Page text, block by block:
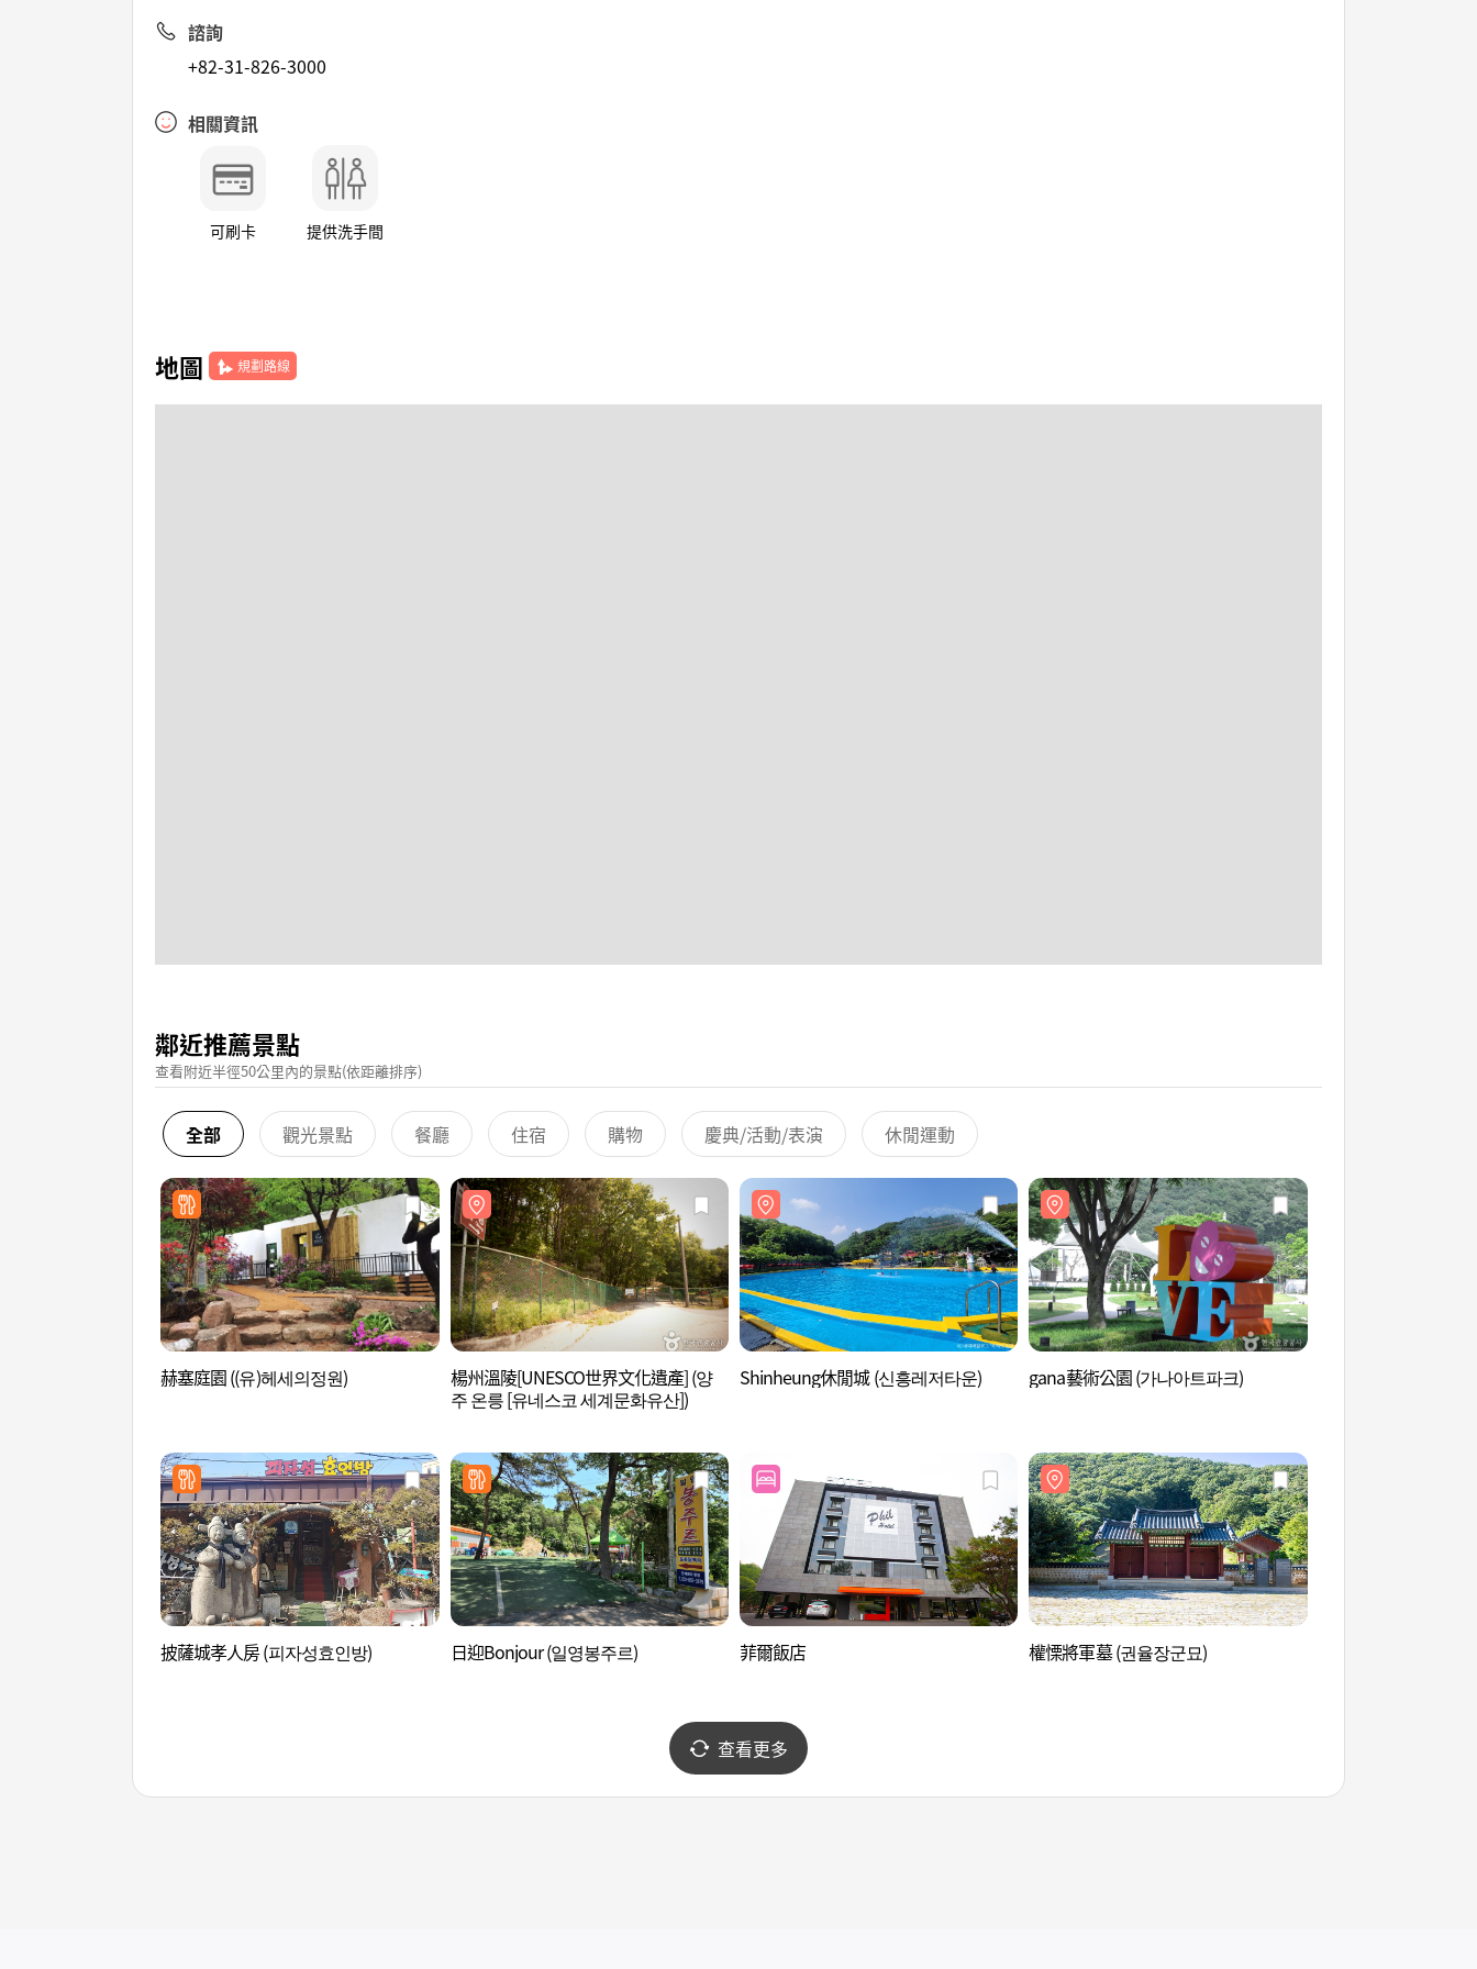
諮詢
+82-31-826-3000
相關資訊
可刷卡 提供洗手間
地圖 規劃路線
鄰近推薦景點
查看附近半徑50公里內的景點(依距離排序)
全部 觀光景點 餐廳 住宿 購物 慶典/活動/表演 休閒運動
赫塞庭園 ((유)헤세의정원)
楊州溫陵[UNESCO世界文化遺產] (양
주 온릉 [유네스코 세계문화유산])
Shinheung休閒城 (신흥레저타운) gana藝術公園 (가나아트파크)
披薩城孝人房 (피자성효인방) 日迎Bonjour (일영봉주르) 菲爾飯店 權慄將軍墓 (권율장군묘)
查看更多